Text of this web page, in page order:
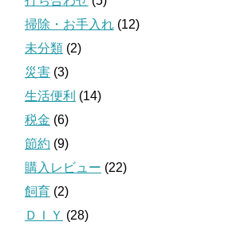
掃除・お手入れ (12)
未分類 (2)
災害 (3)
生活便利 (14)
税金 (6)
節約 (9)
購入レビュー (22)
飼育 (2)
ＤＩＹ (28)